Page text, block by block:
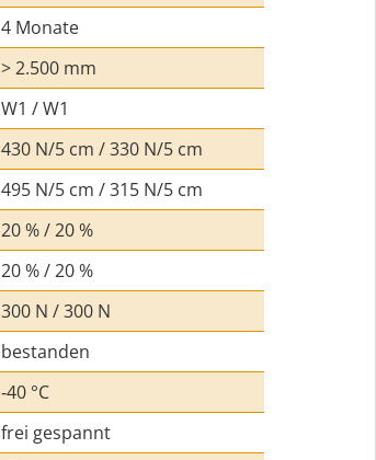
4 Monate
> 2.500 mm
W1 / W1
430 N/5 cm / 330 N/5 cm
495 N/5 cm / 315 N/5 cm
20 % / 20 %
20 % / 20 %
300 N / 300 N
bestanden
‑40 °C
frei gespannt